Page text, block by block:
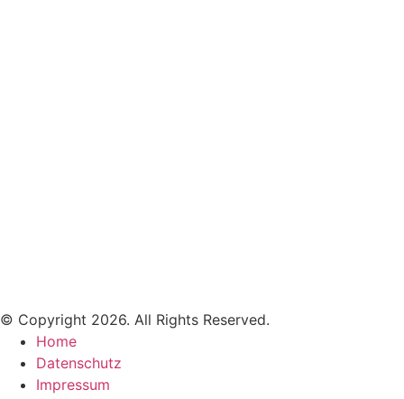
© Copyright 2026. All Rights Reserved.
Home
Datenschutz
Impressum